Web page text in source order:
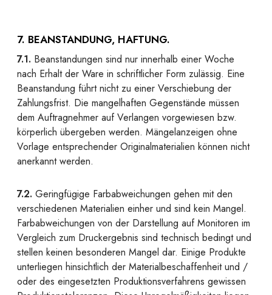
7. BEANSTANDUNG, HAFTUNG.
7.1. Beanstandungen sind nur innerhalb einer Woche
nach Erhalt der Ware in schriftlicher Form zulässig. Eine
Beanstandung führt nicht zu einer Verschiebung der
Zahlungsfrist. Die mangelhaften Gegenstände müssen
dem Auftragnehmer auf Verlangen vorgewiesen bzw.
körperlich übergeben werden. Mängelanzeigen ohne
Vorlage entsprechender Originalmaterialien können nicht
anerkannt werden.
7.2. Geringfügige Farbabweichungen gehen mit den
verschiedenen Materialien einher und sind kein Mangel.
Farbabweichungen von der Darstellung auf Monitoren im
Vergleich zum Druckergebnis sind technisch bedingt und
stellen keinen besonderen Mangel dar. Einige Produkte
unterliegen hinsichtlich der Materialbeschaffenheit und /
oder des eingesetzten Produktionsverfahrens gewissen